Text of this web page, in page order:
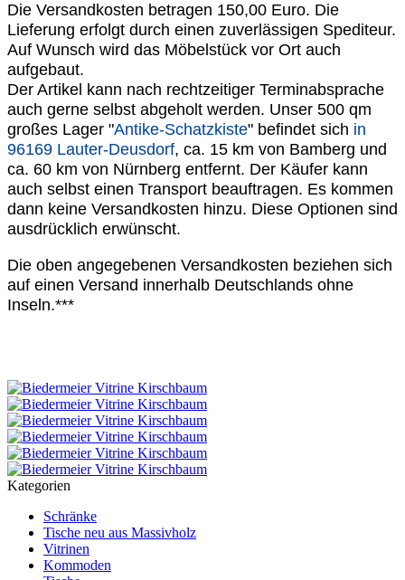
Die Versandkosten betragen 150,00 Euro. Die
Lieferung erfolgt durch einen zuverlässigen Spediteur.
Auf Wunsch wird das Möbelstück vor Ort auch
aufgebaut.
Der Artikel kann nach rechtzeitiger Terminabsprache
auch gerne selbst abgeholt werden. Unser 500 qm
großes Lager "Antike-Schatzkiste" befindet sich in
96169 Lauter-Deusdorf, ca. 15 km von Bamberg und
ca. 60 km von Nürnberg entfernt. Der Käufer kann
auch selbst einen Transport beauftragen. Es kommen
dann keine Versandkosten hinzu. Diese Optionen sind
ausdrücklich erwünscht.
Die oben angegebenen Versandkosten beziehen sich
auf einen Versand innerhalb Deutschlands ohne
Inseln.***
Kategorien
Schränke
Tische neu aus Massivholz
Vitrinen
Kommoden